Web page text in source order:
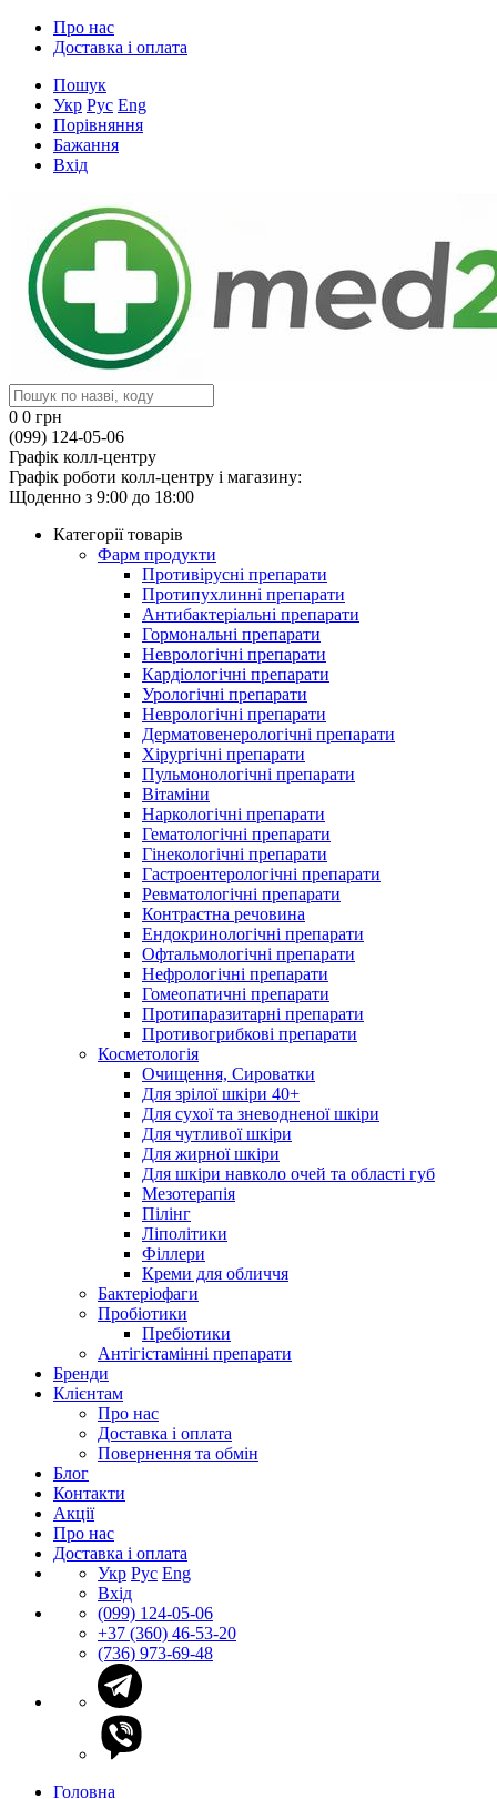
Про нас
Доставка і оплата
Пошук
Укр Рус Eng
Порівняння
Бажання
Вхід
0 0 грн
(099) 124-05-06
Графік колл-центру
Графік роботи колл-центру і магазину:
Щоденно з 9:00 до 18:00
Категорії товарів
Фарм продукти
Противірусні препарати
Протипухлинні препарати
Антибактеріальні препарати
Гормональні препарати
Неврологічні препарати
Кардіологічні препарати
Урологічні препарати
Неврологічні препарати
Дерматовенерологічні препарати
Хірургічні препарати
Пульмонологічні препарати
Вітаміни
Наркологічні препарати
Гематологічні препарати
Гінекологічні препарати
Гастроентерологічні препарати
Ревматологічні препарати
Контрастна речовина
Eндокринологічні препарати
Офтальмологічні препарати
Нефрологічні препарати
Гомеопатичні препарати
Протипаразитарні препарати
Противогрибкові препарати
Косметологія
Очищення, Сироватки
Для зрілої шкіри 40+
Для сухої та зневодненої шкіри
Для чутливої шкіри
Для жирної шкіри
Для шкіри навколо очей та області губ
Мезотерапія
Пілінг
Ліполітики
Філлери
Креми для обличчя
Бактеріофаги
Пробіотики
Пребіотики
Антігістамінні препарати
Бренди
Клієнтам
Про нас
Доставка і оплата
Повернення та обмін
Блог
Контакти
Акції
Про нас
Доставка і оплата
Укр Рус Eng
Вхід
(099) 124-05-06
+37 (360) 46-53-20
(736) 973-69-48
Головна